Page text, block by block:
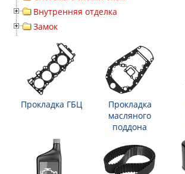
Внутренняя отделка
Замок
Прокладка ГБЦ
Прокладка
масляного
поддона